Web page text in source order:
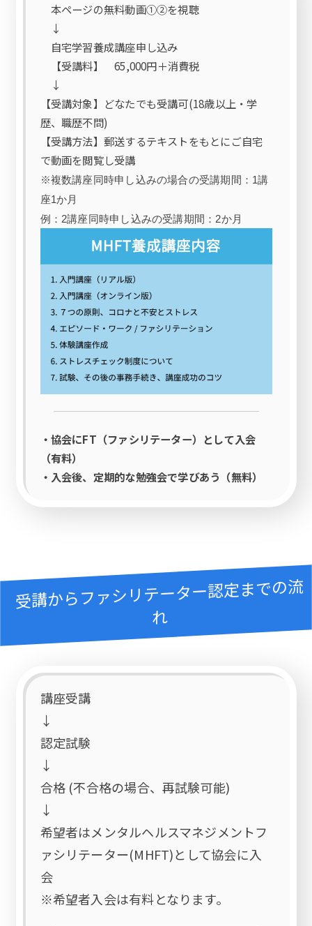
本ページの無料動画①②を視聴
↓
自宅学習養成講座申し込み
【受講料】 65,000円＋消費税
↓
【受講対象】どなたでも受講可(18歳以上・学
歴、職歴不問)
【受講方法】郵送するテキストをもとにご自宅
で動画を閲覧し受講
※複数講座同時申し込みの場合の受講期間：1講
座1か月
例：2講座同時申し込みの受講期間：2か月
・協会にFT（ファシリテーター）として入会
（有料）
・入会後、定期的な勉強会で学びあう（無料）
受講からファシリテーター認定までの流
れ
講座受講
↓
認定試験
↓
合格 (不合格の場合、再試験可能)
↓
希望者はメンタルヘルスマネジメントフ
ァシリテーター(MHFT)として協会に入
会
※希望者入会は有料となります。